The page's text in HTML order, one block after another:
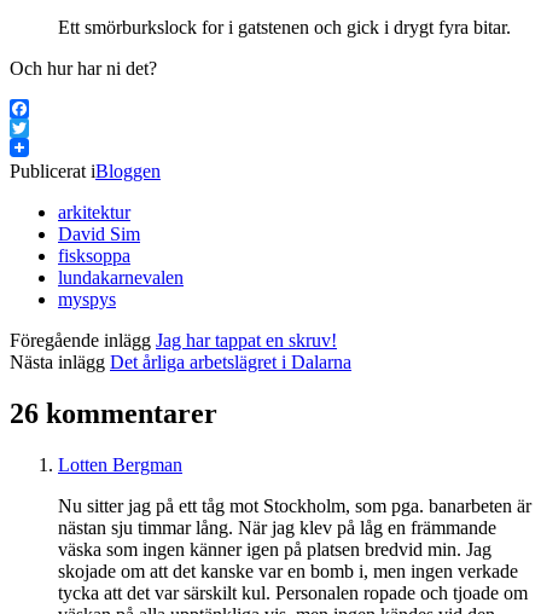
Ett smörburkslock for i gatstenen och gick i drygt fyra bitar.
Och hur har ni det?
Facebook
Twitter
Publicerat iBloggen
arkitektur
David Sim
fisksoppa
lundakarnevalen
myspys
Föregående inlägg Jag har tappat en skruv!
Nästa inlägg Det årliga arbetslägret i Dalarna
26 kommentarer
Lotten Bergman
Nu sitter jag på ett tåg mot Stockholm, som pga. banarbeten är
nästan sju timmar lång. När jag klev på låg en främmande
väska som ingen känner igen på platsen bredvid min. Jag
skojade om att det kanske var en bomb i, men ingen verkade
tycka att det var särskilt kul. Personalen ropade och tjoade om